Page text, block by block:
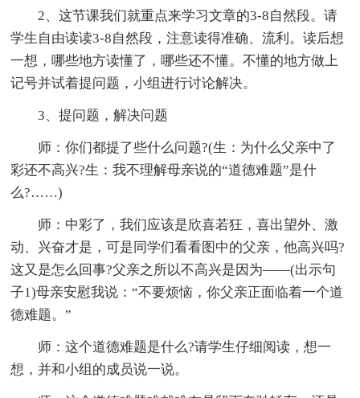
2、这节课我们就重点来学习文章的3-8自然段。请
学生自由读读3-8自然段，注意读得准确、流利。读后想
一想，哪些地方读懂了，哪些还不懂。不懂的地方做上
记号并试着提问题，小组进行讨论解决。
3、提问题，解决问题
师：你们都提了些什么问题?(生：为什么父亲中了
彩还不高兴?生：我不理解母亲说的“道德难题”是什
么?……)
师：中彩了，我们应该是欣喜若狂，喜出望外、激
动、兴奋才是，可是同学们看看图中的父亲，他高兴吗?
这又是怎么回事?父亲之所以不高兴是因为——(出示句
子1)母亲安慰我说：“不要烦恼，你父亲正面临着一个道
德难题。”
师：这个道德难题是什么?请学生仔细阅读，想一
想，并和小组的成员说一说。